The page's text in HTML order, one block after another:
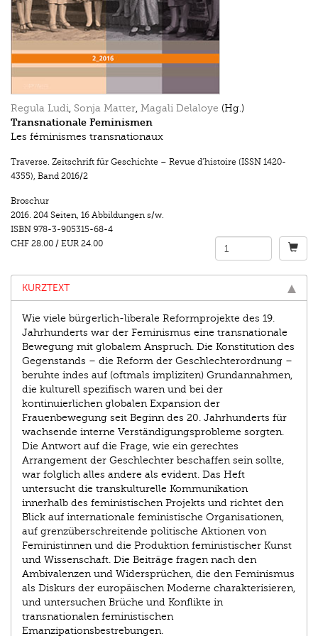
Regula Ludi, Sonja Matter, Magali Delaloye (Hg.)
Transnationale Feminismen
Les féminismes transnationaux
Traverse. Zeitschrift für Geschichte – Revue d’histoire (ISSN 1420-
4355), Band 2016/2
Broschur
2016. 204 Seiten, 16 Abbildungen s/w.
ISBN 978-3-905315-68-4
CHF 28.00 / EUR 24.00
KURZTEXT
Wie viele bürgerlich-liberale Reformprojekte des 19.
Jahrhunderts war der Feminismus eine transnationale
Bewegung mit globalem Anspruch. Die Konstitution des
Gegenstands – die Reform der Geschlechterordnung –
beruhte indes auf (oftmals impliziten) Grundannahmen,
die kulturell spezifisch waren und bei der
kontinuierlichen globalen Expansion der
Frauenbewegung seit Beginn des 20. Jahrhunderts für
wachsende interne Verständigungsprobleme sorgten.
Die Antwort auf die Frage, wie ein gerechtes
Arrangement der Geschlechter beschaffen sein sollte,
war folglich alles andere als evident. Das Heft
untersucht die transkulturelle Kommunikation
innerhalb des feministischen Projekts und richtet den
Blick auf internationale feministische Organisationen,
auf grenzüberschreitende politische Aktionen von
Feministinnen und die Produktion feministischer Kunst
und Wissenschaft. Die Beiträge fragen nach den
Ambivalenzen und Widersprüchen, die den Feminismus
als Diskurs der europäischen Moderne charakterisieren,
und untersuchen Brüche und Konflikte in
transnationalen feministischen
Emanzipationsbestrebungen.